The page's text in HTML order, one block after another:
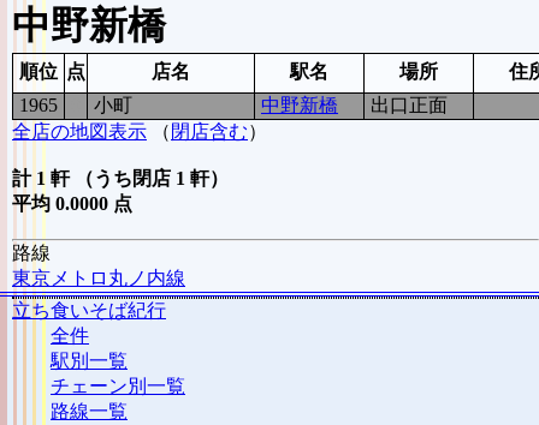
中野新橋
順位 点 店名 駅名 場所
住
1965
小町 中野新橋
出口正面
全店の地図表示 （ 閉店含む）
計 1 軒 （うち閉店 1 軒）
平均 0.0000 点
路線
東京メトロ丸ノ内線
立ち食いそば紀行
全件
駅別一覧
チェーン別一覧
路線一覧